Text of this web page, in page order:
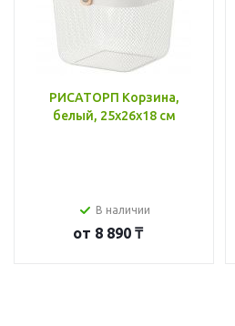
РИСАТОРП Корзина,
белый, 25x26x18 см
В наличии
от 8 890 ₸